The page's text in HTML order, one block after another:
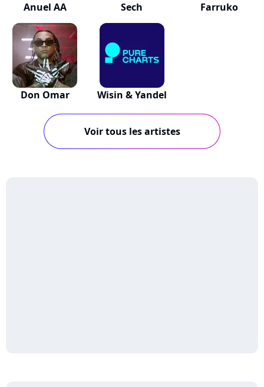
Anuel AA Sech Farruko
Don Omar Wisin & Yandel
Voir tous les artistes